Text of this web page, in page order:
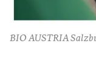
BIO AUSTRIA